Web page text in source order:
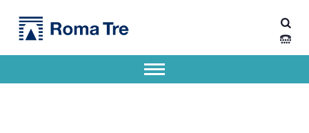
Educazione Affettiva e Sessuale, clinico, forense e criminologico, per l’infanzia, l’adolescenza e la genitorialità - Dipartimento di Scienze della Formazione
Dipartimento di Scienze della Formazione dell'Università degli Studi Roma Tre
Apri il menu secondario
Header info sidebar